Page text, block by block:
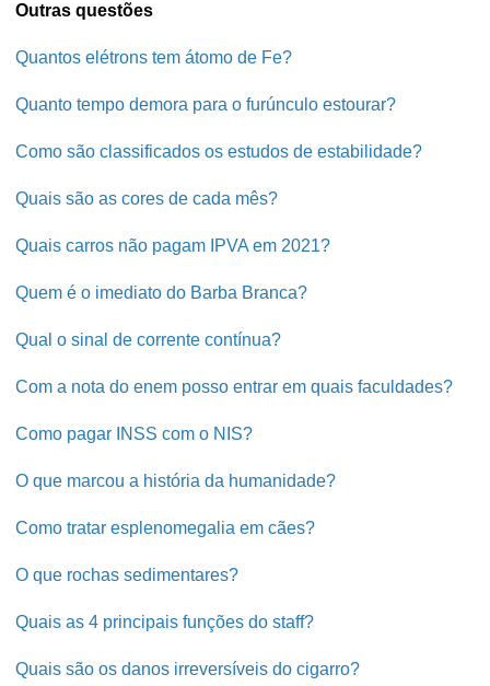
Outras questões
Quantos elétrons tem átomo de Fe?
Quanto tempo demora para o furúnculo estourar?
Como são classificados os estudos de estabilidade?
Quais são as cores de cada mês?
Quais carros não pagam IPVA em 2021?
Quem é o imediato do Barba Branca?
Qual o sinal de corrente contínua?
Com a nota do enem posso entrar em quais faculdades?
Como pagar INSS com o NIS?
O que marcou a história da humanidade?
Como tratar esplenomegalia em cães?
O que rochas sedimentares?
Quais as 4 principais funções do staff?
Quais são os danos irreversíveis do cigarro?